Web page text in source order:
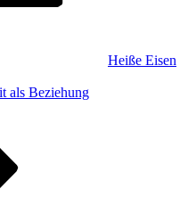
Heiße Eisen
als Beziehung